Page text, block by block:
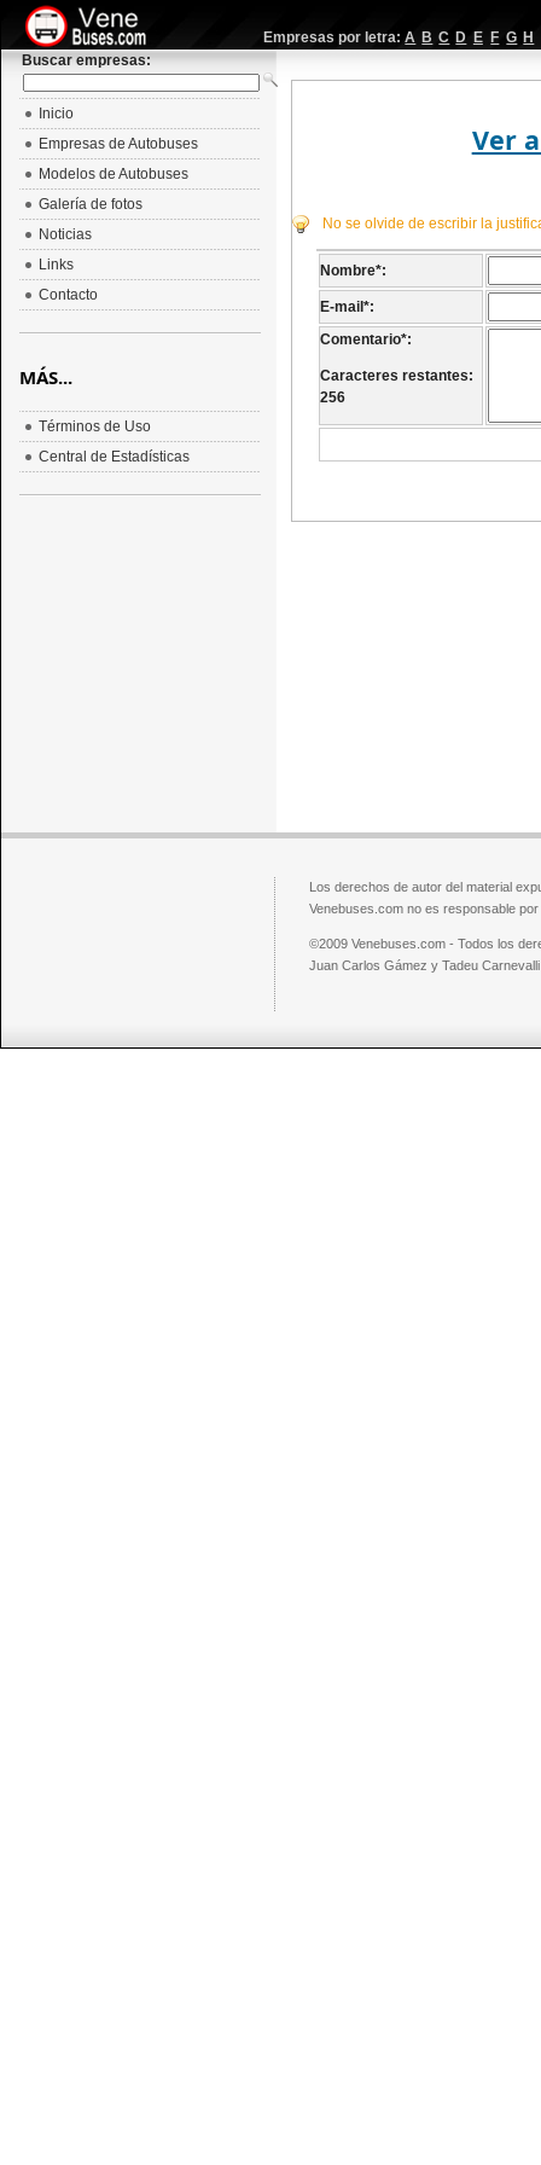
Empresas por letra: A B C D E F G H
Buscar empresas:
Ver
No se olvide de escribir la
Nombre*:
E-mail*:
Comentario*:
Caracteres restantes:
256
Inicio
Empresas de Autobuses
Modelos de Autobuses
Galería de fotos
Noticias
Links
Contacto
MÁS...
Términos de Uso
Central de Estadísticas
Los derechos de autor del material
Venebuses.com no es responsable
©2009 Venebuses.com - Todos los
Juan Carlos Gámez y Tadeu Carnevalli